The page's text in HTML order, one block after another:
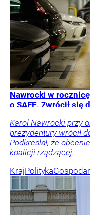
Nawrocki w
o SAFE. Zwrócił się
Karol Nawrocki przy
prezydentury wrócił
Podkreślał, że
koalicji rządzącej.
KrajPolityka